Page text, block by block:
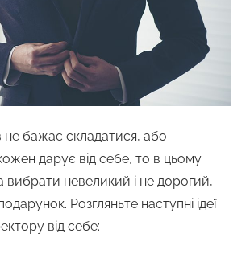
бажає складатися, або
дарує від себе, то в цьому
невеликий і не дорогий,
Розгляньте наступні ідеї
від себе: